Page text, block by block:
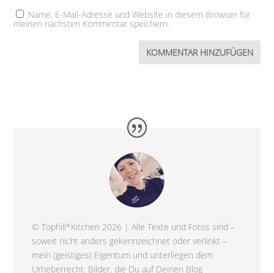
Name, E-Mail-Adresse und Website in diesem Browser für
meinen nächsten Kommentar speichern.
© Tophill*Kitchen 2026 | Alle Texte und Fotos sind –
soweit nicht anders gekennzeichnet oder verlinkt –
mein (geistiges) Eigentum und unterliegen dem
Urheberrecht. Bilder, die Du auf Deinen Blog